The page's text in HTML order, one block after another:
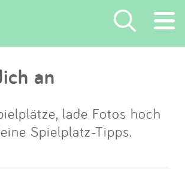
×
Suchen
Eintragen
App
an
lade Fotos hoch
Spielplatz-Tipps.